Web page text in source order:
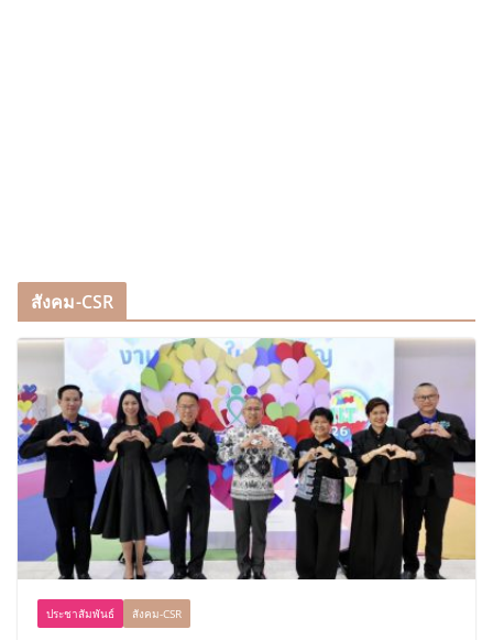
สังคม-CSR
ประชาสัมพันธ์ สังคม-CSR